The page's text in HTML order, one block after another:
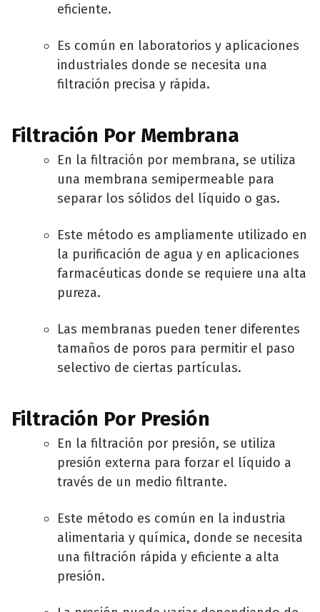
eficiente.
Es común en laboratorios y aplicaciones
industriales donde se necesita una
filtración precisa y rápida.
Filtración Por Membrana
En la filtración por membrana, se utiliza
una membrana semipermeable para
separar los sólidos del líquido o gas.
Este método es ampliamente utilizado en
la purificación de agua y en aplicaciones
farmacéuticas donde se requiere una alta
pureza.
Las membranas pueden tener diferentes
tamaños de poros para permitir el paso
selectivo de ciertas partículas.
Filtración Por Presión
En la filtración por presión, se utiliza
presión externa para forzar el líquido a
través de un medio filtrante.
Este método es común en la industria
alimentaria y química, donde se necesita
una filtración rápida y eficiente a alta
presión.